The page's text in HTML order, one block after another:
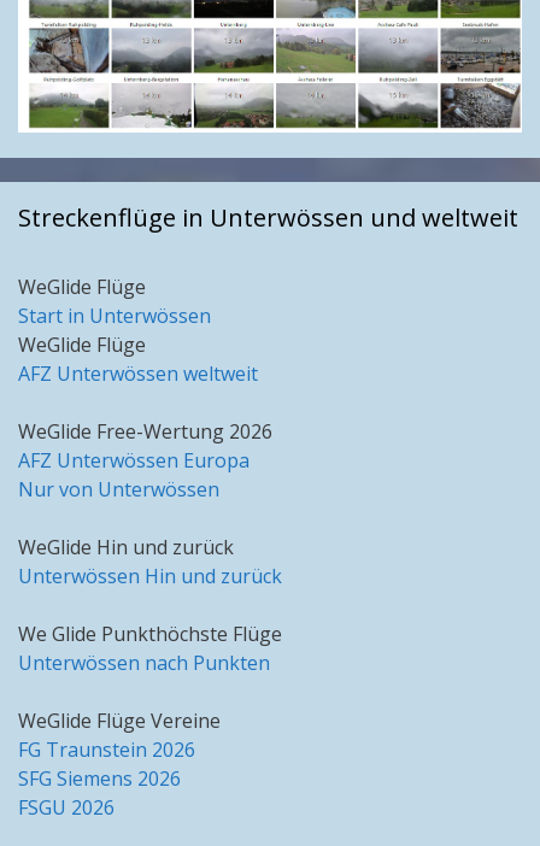
Streckenflüge in Unterwössen und weltweit
WeGlide Flüge
Start in Unterwössen
WeGlide Flüge
AFZ Unterwössen weltweit
WeGlide Free-Wertung 2026
AFZ Unterwössen Europa
Nur von Unterwössen
WeGlide Hin und zurück
Unterwössen Hin und zurück
We Glide Punkthöchste Flüge
Unterwössen nach Punkten
WeGlide Flüge Vereine
FG Traunstein 2026
SFG Siemens 2026
FSGU 2026